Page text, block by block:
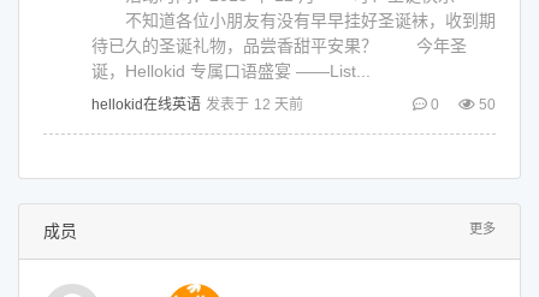
不知道各位小朋友有没有早早挂好圣诞袜，收到期
待已久的圣诞礼物，品尝香甜平安果？ 今年圣
诞，Hellokid 专属口语盛宴 ——List...
hellokid在线英语 发表于 12 天前 0 50
成员 更多